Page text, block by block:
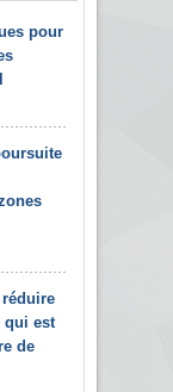
pour
réduire
qui est
de